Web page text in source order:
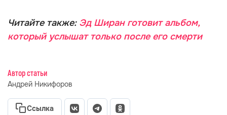
Читайте также: Эд Ширан готовит альбом,
который услышат только после его смерти
Автор статьи
Андрей Никифоров
Ссылка